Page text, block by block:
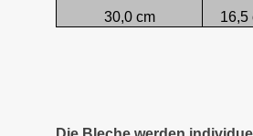
30,0 cm
16,5